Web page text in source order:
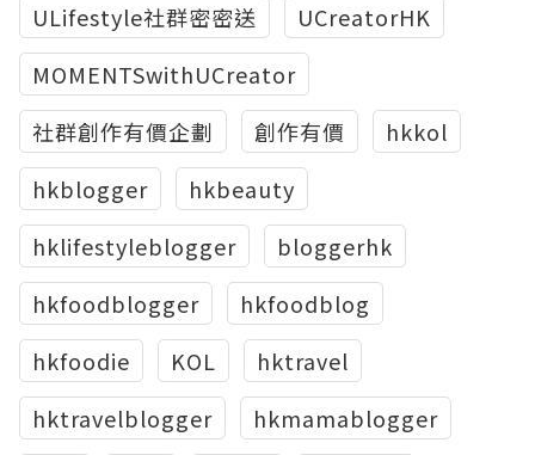
ULifestyle社群密密送
UCreatorHK
MOMENTSwithUCreator
社群創作有價企劃
創作有價
hkkol
hkblogger
hkbeauty
hklifestyleblogger
bloggerhk
hkfoodblogger
hkfoodblog
hkfoodie
KOL
hktravel
hktravelblogger
hkmamablogger